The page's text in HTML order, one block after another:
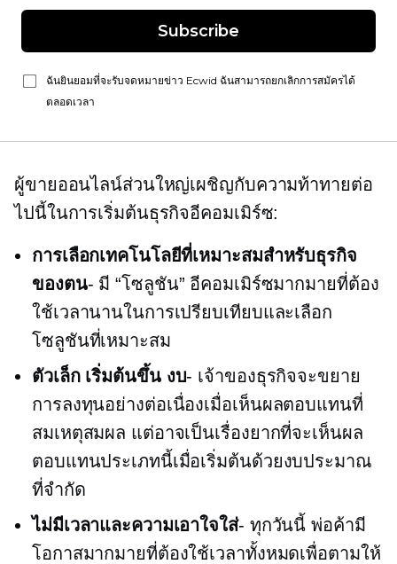
Subscribe
ฉันยินยอมที่จะรับจดหมายข่าว Ecwid ฉันสามารถยกเลิกการสมัครได้
ตลอดเวลา
ผู้ขายออนไลน์ส่วนใหญ่เผชิญกับความท้าทายต่อ
ไปนี้ในการเริ่มต้นธุรกิจอีคอมเมิร์ซ:
การเลือกเทคโนโลยีที่เหมาะสมสำหรับธุรกิจ
ของตน- มี “โซลูชัน” อีคอมเมิร์ซมากมายที่ต้อง
ใช้เวลานานในการเปรียบเทียบและเลือก
โซลูชันที่เหมาะสม
ตัวเล็ก เริ่มต้นขึ้นงบ- เจ้าของธุรกิจจะขยาย
การลงทุนอย่างต่อเนื่องเมื่อเห็นผลตอบแทนที่
สมเหตุสมผล แต่อาจเป็นเรื่องยากที่จะเห็นผล
ตอบแทนประเภทนี้เมื่อเริ่มต้นด้วยงบประมาณ
ที่จำกัด
ไม่มีเวลาและความเอาใจใส่- ทุกวันนี้ พ่อค้ามี
โอกาสมากมายที่ต้องใช้เวลาทั้งหมดเพื่อตามให้